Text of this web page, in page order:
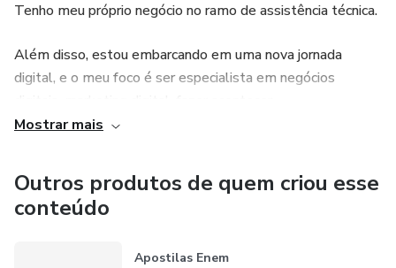
Tenho meu próprio negócio no ramo de assistência técnica.
Além disso, estou embarcando em uma nova jornada
digital, e o meu foco é ser especialista em negócios
O céu é o limite!
Posso todas as coisas naquele que me fortalece! Com
Mostrar mais
Outros produtos de quem criou esse
conteúdo
Apostilas Enem